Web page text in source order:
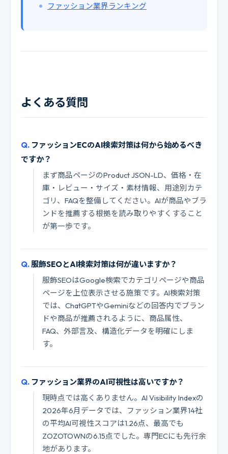
ファッション業界ランキング
よくある質問
ファッションECのAI検索対策は何から始めるべき
ですか？
まず商品ページのProduct JSON-LD、価格・在
庫・レビュー・サイズ・素材情報、用途別カテ
ゴリ、FAQを整備してください。AIが商品やブラ
ンドを推薦する根拠を読み取りやすくすること
が第一歩です。
服飾SEOとAI検索対策は何が違いますか？
服飾SEOはGoogle検索でカテゴリページや商品
ページを上位表示させる施策です。AI検索対策
では、ChatGPTやGeminiなどの回答内でブラン
ドや商品が推薦されるように、商品属性、
FAQ、外部言及、構造化データを明確にしま
す。
ファッション業界のAI可視性は高いですか？
現時点では高くありません。AI Visibility Indexの
2026年6月データでは、ファッション業界14社
の平均AI可視性スコアは1.26点、最高でも
ZOZOTOWNの6.15点でした。専門ECにも先行余
地があります。